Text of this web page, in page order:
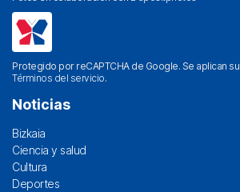
Protegido por reCAPTCHA de Google. Se aplican su
Términos del servicio.
Noticias
Bizkaia
Ciencia y salud
Cultura
Deportes